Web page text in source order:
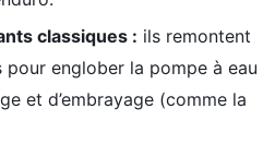
classiques : ils remontent
englober la pompe à eau
et d’embrayage (comme la